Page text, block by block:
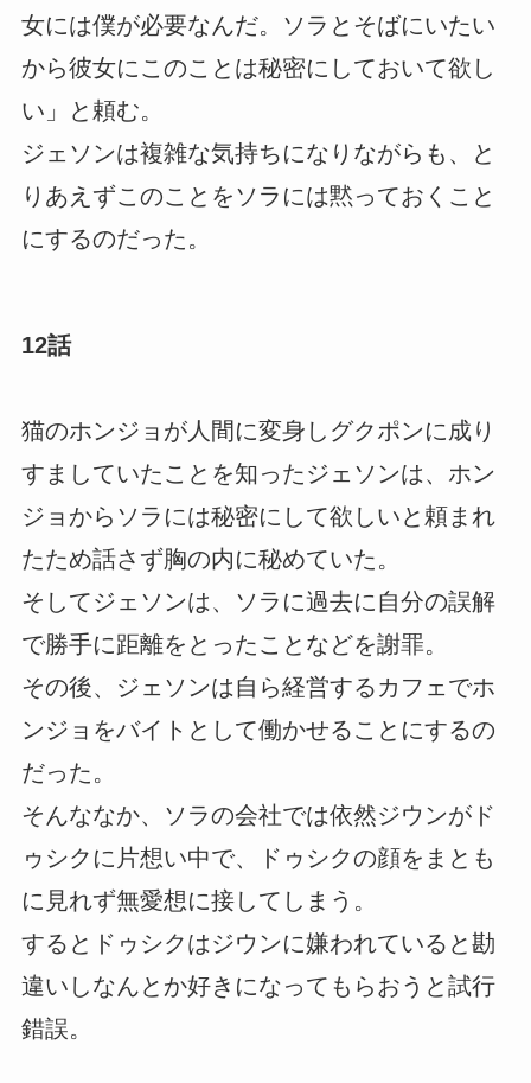
女には僕が必要なんだ。ソラとそばにいたい
から彼女にこのことは秘密にしておいて欲し
い」と頼む。
ジェソンは複雑な気持ちになりながらも、と
りあえずこのことをソラには黙っておくこと
にするのだった。
12話
猫のホンジョが人間に変身しグクポンに成り
すましていたことを知ったジェソンは、ホン
ジョからソラには秘密にして欲しいと頼まれ
たため話さず胸の内に秘めていた。
そしてジェソンは、ソラに過去に自分の誤解
で勝手に距離をとったことなどを謝罪。
その後、ジェソンは自ら経営するカフェでホ
ンジョをバイトとして働かせることにするの
だった。
そんななか、ソラの会社では依然ジウンがド
ゥシクに片想い中で、ドゥシクの顔をまとも
に見れず無愛想に接してしまう。
するとドゥシクはジウンに嫌われていると勘
違いしなんとか好きになってもらおうと試行
錯誤。